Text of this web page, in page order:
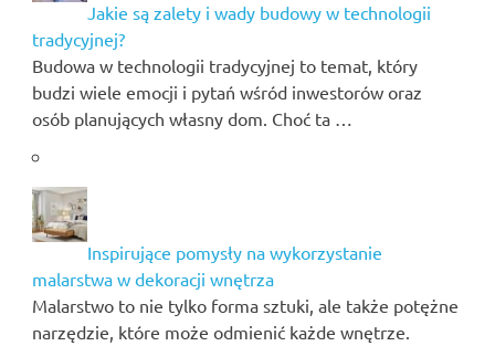
Jakie są zalety i wady budowy w technologii
tradycyjnej?
Budowa w technologii tradycyjnej to temat, który
budzi wiele emocji i pytań wśród inwestorów oraz
osób planujących własny dom. Choć ta …
Inspirujące pomysły na wykorzystanie
malarstwa w dekoracji wnętrza
Malarstwo to nie tylko forma sztuki, ale także potężne
narzędzie, które może odmienić każde wnętrze.